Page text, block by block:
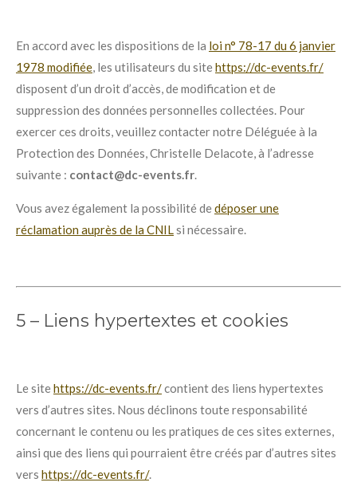
En accord avec les dispositions de la loi n° 78-17 du 6 janvier
1978 modifiée, les utilisateurs du sitehttps://dc-events.fr/
disposent d’un droit d’accès, de modification et de
suppression des données personnelles collectées. Pour
exercer ces droits, veuillez contacter notre Déléguée à la
Protection des Données, Christelle Delacote, à l’adresse
suivante : contact@dc-events.fr.
Vous avez également la possibilité dedéposer une
réclamation auprès de la CNILsi nécessaire.
5 – Liens hypertextes et cookies
Le sitehttps://dc-events.fr/contient des liens hypertextes
vers d’autres sites. Nous déclinons toute responsabilité
concernant le contenu ou les pratiques de ces sites externes,
ainsi que des liens qui pourraient être créés par d’autres sites
vers https://dc-events.fr/.